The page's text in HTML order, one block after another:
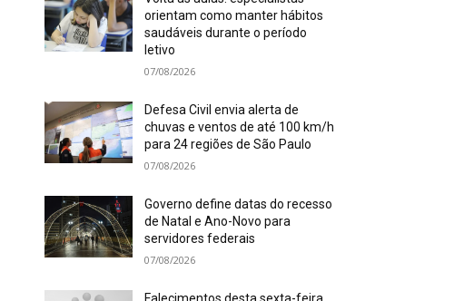
orientam como manter hábitos
saudáveis durante o período
letivo
07/08/2026
Defesa Civil envia alerta de
chuvas e ventos de até 100 km/h
para 24 regiões de São Paulo
07/08/2026
Governo define datas do recesso
de Natal e Ano-Novo para
servidores federais
07/08/2026